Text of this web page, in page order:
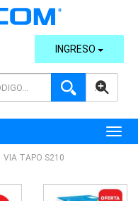
AVANZADA
INGRESO
VIA TAPO S210